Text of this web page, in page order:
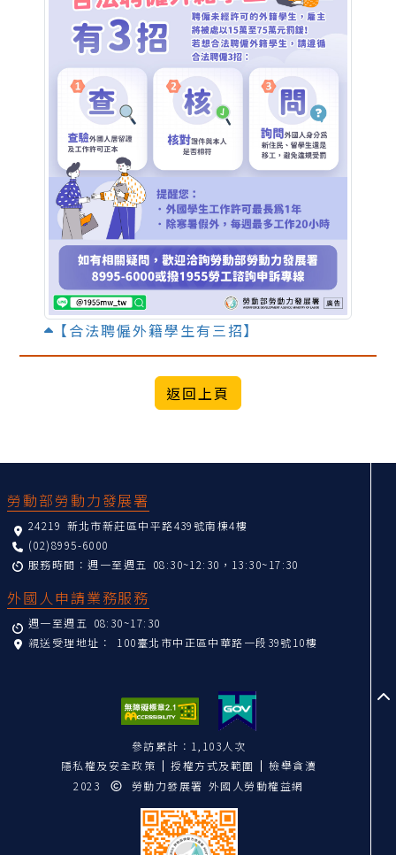
【合法聘僱外籍學生有三招】
勞動部勞動力發展署
24219 新北市新莊區中平路439號南棟4樓
(02)8995-6000
服務時間：週一至週五 08:30~12:30，13:30~17:30
外國人申請業務服務
週一至週五 08:30~17:30
親送受理地址： 100臺北市中正區中華路一段39號10樓
參訪累計：1,103人次
隱私權及安全政策
授權方式及範圍
檢舉貪瀆
2023
勞動力發展署 外國人勞動權益網
至